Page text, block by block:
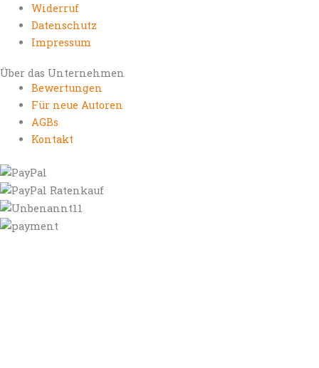
Widerruf
Datenschutz
Impressum
Über das Unternehmen
Bewertungen
Für neue Autoren
AGBs
Kontakt